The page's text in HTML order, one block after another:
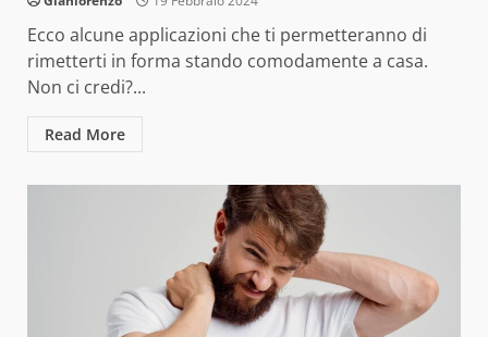
Ecco alcune applicazioni che ti permetteranno di
rimetterti in forma stando comodamente a casa.
Non ci credi?...
Read More